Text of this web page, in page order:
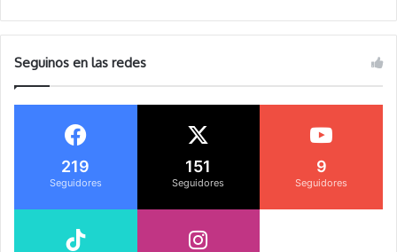
Seguinos en las redes
219
Seguidores
151
Seguidores
9
Seguidores